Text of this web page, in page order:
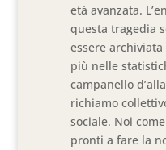
età avanzata.
questa tragedia
essere
più nelle
campanello
richiamo
sociale. Noi
pronti a fare la